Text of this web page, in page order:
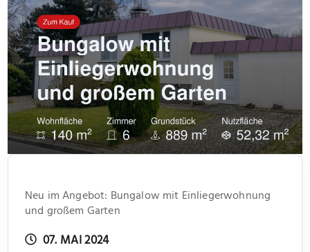
Neu im Angebot: Bungalow mit Einliegerwohnung
und großem Garten
07. MAI 2024